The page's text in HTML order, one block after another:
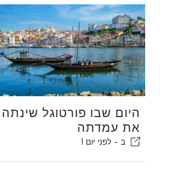
היום שבו פורטוגל שינתה
את עמדתה
ב - לפני יום 1